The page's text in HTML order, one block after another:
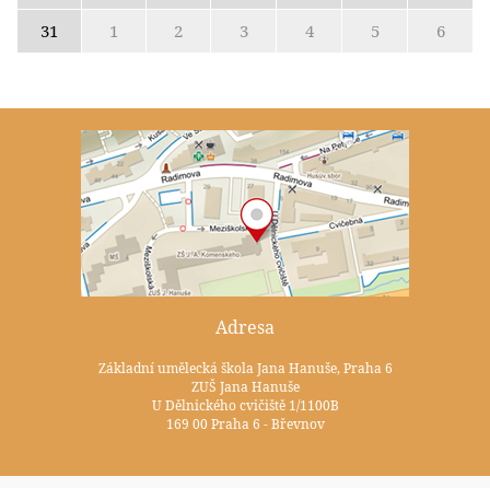
31
1 2 3 4 5 6
Adresa
Základní umělecká škola Jana Hanuše, Praha 6
ZUŠ Jana Hanuše
U Dělnického cvičiště 1/1100B
169 00 Praha 6 - Břevnov